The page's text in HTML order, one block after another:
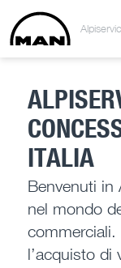
ITALIA
Benvenuti in
nel mondo
commerciali.
l’acquisto di